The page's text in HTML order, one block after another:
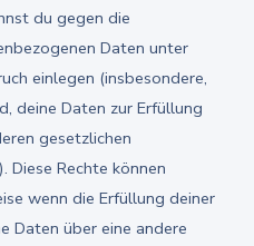
du gegen die
Daten unter
einlegen (insbesondere,
deine Daten zur Erfüllung
gesetzlichen
Diese Rechte können
wenn die Erfüllung deiner
Daten über eine andere